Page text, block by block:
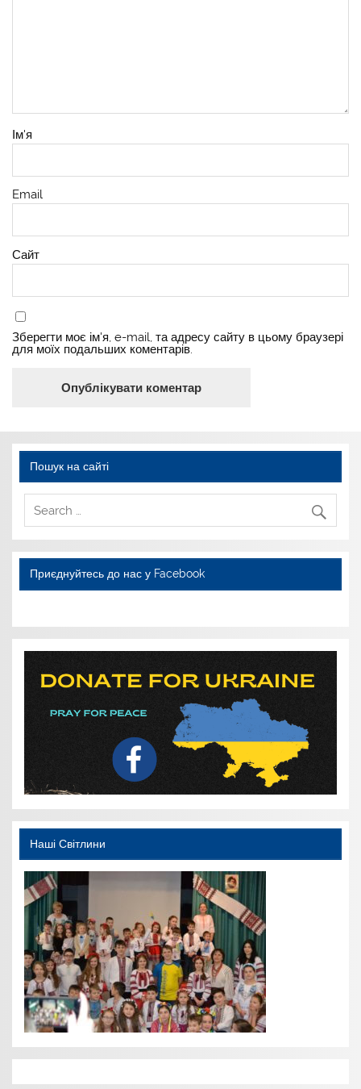
Ім'я
Email
Сайт
Зберегти моє ім'я, e-mail, та адресу сайту в цьому браузері
для моїх подальших коментарів.
Пошук на сайті
Приєднуйтесь до нас у Facebook
Наші Світлини